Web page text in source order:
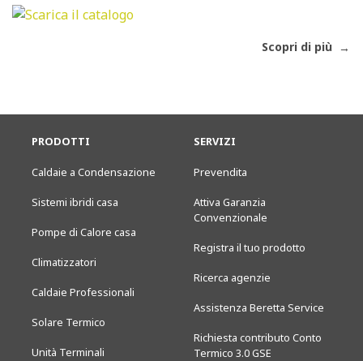
Scopri di più
PRODOTTI
Caldaie a Condensazione
Sistemi ibridi casa
Pompe di Calore casa
Climatizzatori
Caldaie Professionali
Solare Termico
Unità Terminali
SERVIZI
Prevendita
Attiva Garanzia
Convenzionale
Registra il tuo prodotto
Ricerca agenzie
Assistenza Beretta Service
Richiesta contributo Conto
Termico 3.0 GSE